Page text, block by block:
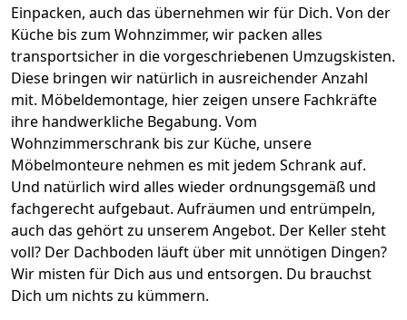
Einpacken, auch das übernehmen wir für Dich. Von der
Küche bis zum Wohnzimmer, wir packen alles
transportsicher in die vorgeschriebenen Umzugskisten.
Diese bringen wir natürlich in ausreichender Anzahl
mit. Möbeldemontage, hier zeigen unsere Fachkräfte
ihre handwerkliche Begabung. Vom
Wohnzimmerschrank bis zur Küche, unsere
Möbelmonteure nehmen es mit jedem Schrank auf.
Und natürlich wird alles wieder ordnungsgemäß und
fachgerecht aufgebaut. Aufräumen und entrümpeln,
auch das gehört zu unserem Angebot. Der Keller steht
voll? Der Dachboden läuft über mit unnötigen Dingen?
Wir misten für Dich aus und entsorgen. Du brauchst
Dich um nichts zu kümmern.